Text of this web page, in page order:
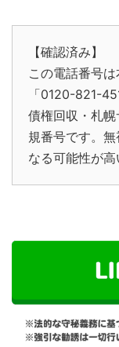
【確認済み】
この電話番号
「0120-821-
債権回収・札
規番号です。
なる可能性が高